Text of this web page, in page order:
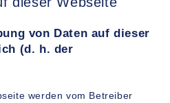
von Daten auf dieser
(d. h. der
werden vom Betreiber